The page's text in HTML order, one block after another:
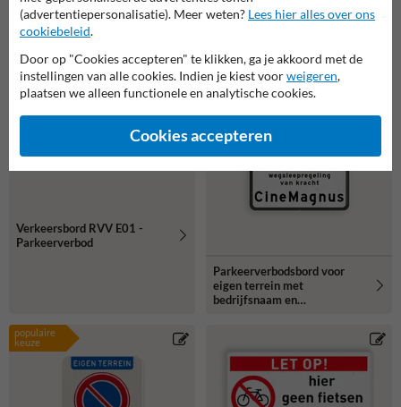
Verkeersbord RVV E01 -
Parkeerverbod
Parkeerverbodsbord voor
eigen terrein met
bedrijfsnaam en
populaire
keuze
(advertentiepersonalisatie). Meer weten? Lees hier alles over ons
cookiebeleid.
Door op "Cookies accepteren" te klikken, ga je akkoord met de
instellingen van alle cookies. Indien je kiest voorweigeren,
plaatsen we alleen functionele en analytische cookies.
Cookies accepteren